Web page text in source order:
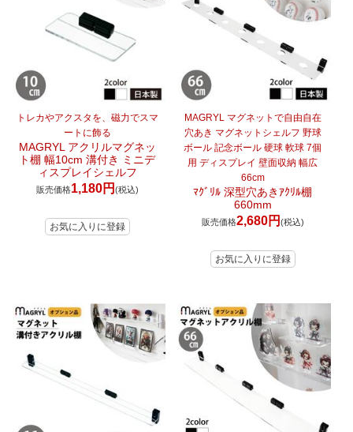
トレカやアクスタを、磁力でスマ
ートに飾る
MAGRYL アクリルマグネッ
ト棚 幅10cm 溝付き ミニデ
ィスプレイシェルフ
販売価格1,180円 (税込)
MAGRYL マグネットで自由自在
穴あき マグネットシェルフ 野球
ボール 記念ボール 硬球 軟球 7個
用 ディスプレイ 壁面収納 幅広
66cm
ﾏｸﾞﾘﾙ 深型穴あきｱｸﾘﾙ棚
660mm
販売価格2,680円 (税込)